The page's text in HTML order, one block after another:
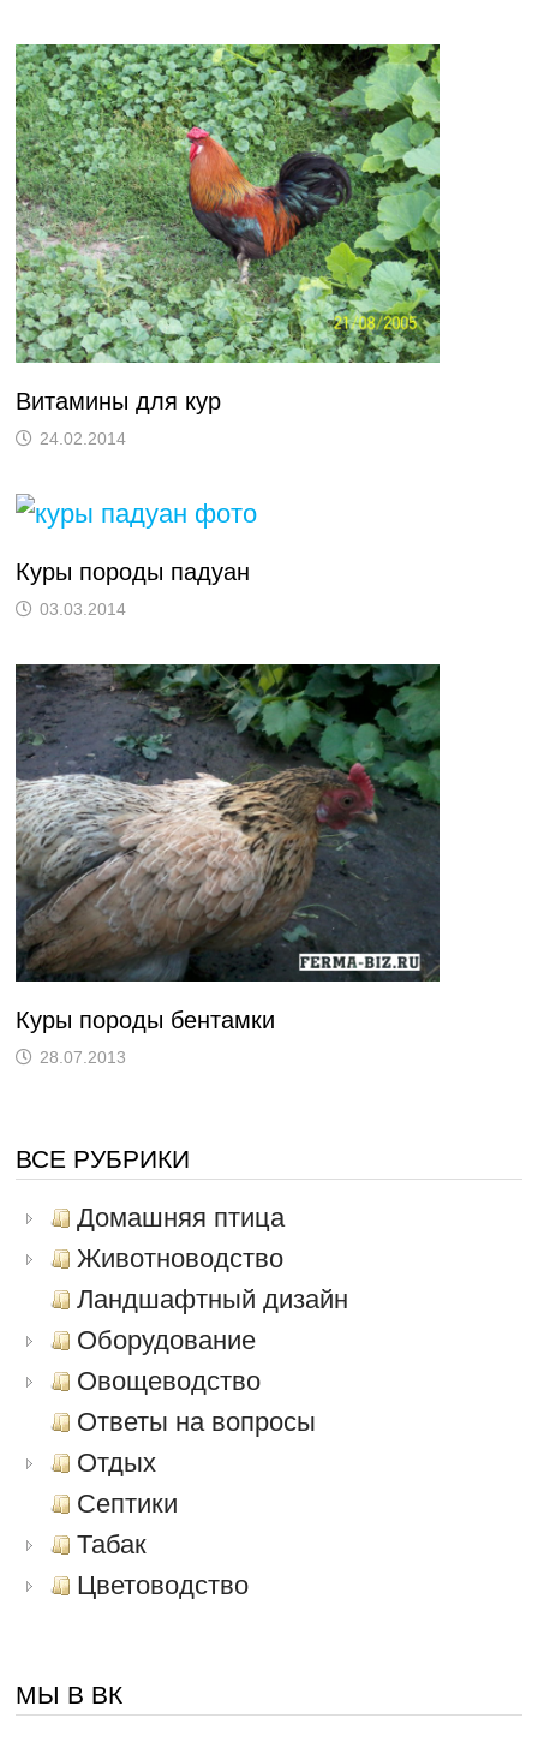
Витамины для кур
24.02.2014
Куры породы падуан
03.03.2014
Куры породы бентамки
28.07.2013
ВСЕ РУБРИКИ
Домашняя птица
Животноводство
Ландшафтный дизайн
Оборудование
Овощеводство
Ответы на вопросы
Отдых
Септики
Табак
Цветоводство
МЫ В ВК